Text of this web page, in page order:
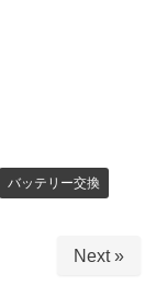
バッテリー交換
Next »